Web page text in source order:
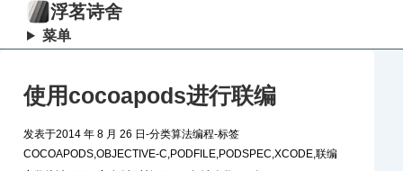
浮茗诗舍
菜单
使用cocoapods进行联编
发表于2014 年 8 月 26 日 -分类算法编程-标签
COCOAPODS,OBJECTIVE-C,PODFILE,PODSPEC,XCODE,联编